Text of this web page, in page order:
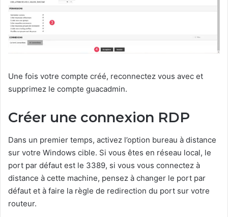
Une fois votre compte créé, reconnectez vous avec et
supprimez le compte guacadmin.
Créer une connexion RDP
Dans un premier temps, activez l’option bureau à distance
sur votre Windows cible. Si vous êtes en réseau local, le
port par défaut est le 3389, si vous vous connectez à
distance à cette machine, pensez à changer le port par
défaut et à faire la règle de redirection du port sur votre
routeur.